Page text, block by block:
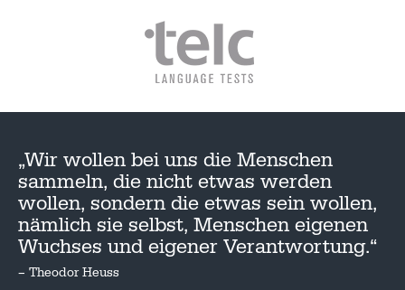
„Wir wollen bei uns die Menschen
sammeln, die nicht etwas werden
wollen, sondern die etwas sein wollen,
nämlich sie selbst, Menschen eigenen
Wuchses und eigener Verantwortung.“
– Theodor Heuss